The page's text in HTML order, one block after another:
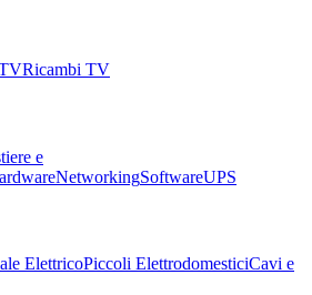
Ricambi TV
e
NetworkingSoftwareUPS
ElettricoPiccoli ElettrodomesticiCavi e